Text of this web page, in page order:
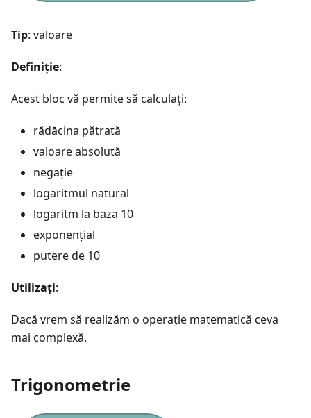
Tip: valoare
Definiție:
Acest bloc vă permite să calculați:
rădăcina pătrată
valoare absolută
negație
logaritmul natural
logaritm la baza 10
exponenţial
putere de 10
Utilizați:
Dacă vrem să realizăm o operaţie matematică ceva
mai complexă.
Trigonometrie